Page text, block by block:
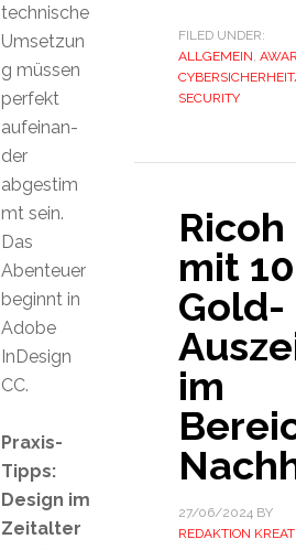
FILED UNDER:
ALLGEMEIN,
SECURITY
Ricoh
mit
Gold-
im
27/06/2024BY
REDAKTION
technische
Umsetzun
g müssen
perfekt
aufeinan-
der
abgestim
mt sein.
Das
Abenteuer
beginnt in
Adobe
InDesign
CC.
Praxis-
Tipps:
Design im
Zeitalter